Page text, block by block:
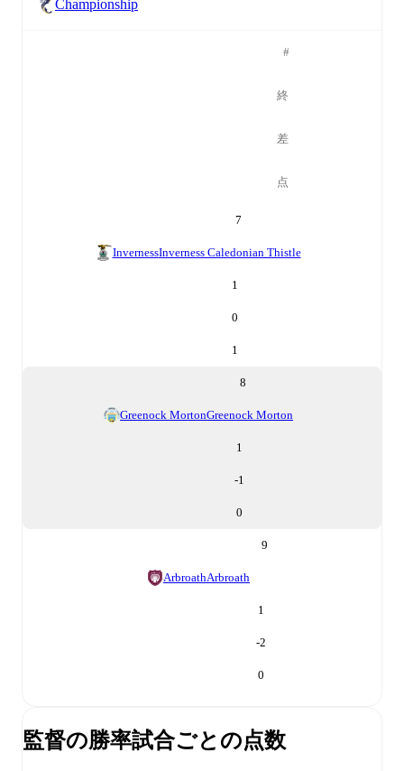
Championship
#
終
差
点
7
InvernessInverness Caledonian Thistle
1
0
1
8
Greenock MortonGreenock Morton
1
-1
0
9
ArbroathArbroath
1
-2
0
監督の勝率試合ごとの点数